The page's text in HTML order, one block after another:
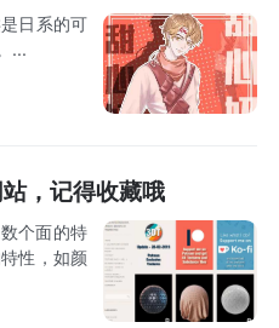
日系的可
...
，记得收藏哦
个面的特
性，如颜